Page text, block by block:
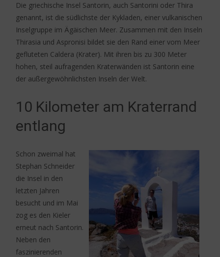
Die griechische Insel Santorin, auch Santorini oder Thira
genannt, ist die südlichste der Kykladen, einer vulkanischen
Inselgruppe im Ägäischen Meer. Zusammen mit den Inseln
Thirasia und Aspronisi bildet sie den Rand einer vom Meer
gefluteten Caldera (Krater). Mit ihren bis zu 300 Meter
hohen, steil aufragenden Kraterwänden ist Santorin eine
der außergewöhnlichsten Inseln der Welt.
10 Kilometer am Kraterrand
entlang
Schon zweimal hat
Stephan Schneider
die Insel in den
letzten Jahren
besucht und im Mai
zog es den Kieler
erneut nach Santorin.
Neben den
faszinierenden